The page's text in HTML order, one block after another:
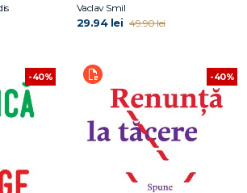
Vaclav Smil
29.94 lei 49.90 lei
-40% -40%